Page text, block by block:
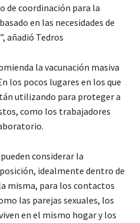
de coordinación para la
en las necesidades de
añadió Tedros
la vacunación masiva
los pocos lugares en los que
utilizando para proteger a
como los trabajadores
considerar la
idealmente dentro de
misma, para los contactos
las parejas sexuales, los
en el mismo hogar y los